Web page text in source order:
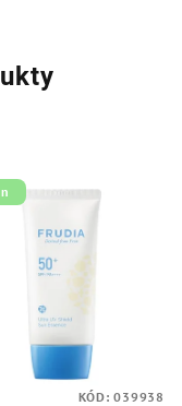
KÓD:039938